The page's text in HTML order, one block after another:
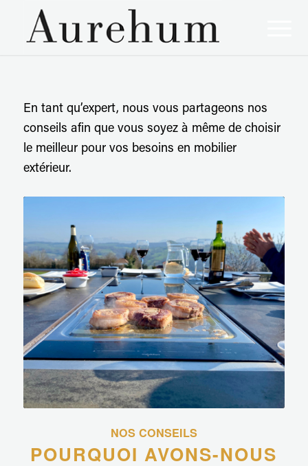
En tant qu’expert, nous vous partageons nos
conseils afin que vous soyez à même de choisir
le meilleur pour vos besoins en mobilier
extérieur.
NOS CONSEILS
POURQUOI AVONS-NOUS